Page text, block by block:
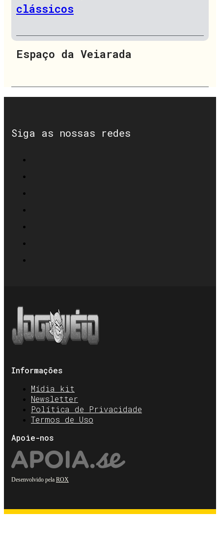
clássicos
Espaço da Veiarada
Siga as nossas redes
Informações
Mídia kit
Newsletter
Política de Privacidade
Termos de Uso
Apoie-nos
Desenvolvido pela ROX